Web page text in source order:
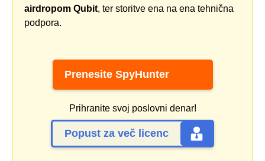
airdropom Qubit, ter storitve ena na ena tehnična
podpora.
Prenesite SpyHunter
Prihranite svoj poslovni denar!
Popust za več licenc